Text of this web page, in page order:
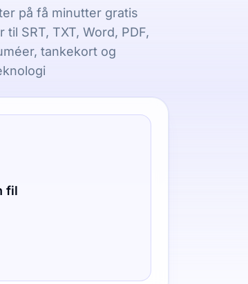
på få minutter gratis
SRT, TXT, Word, PDF,
tankekort og
fil